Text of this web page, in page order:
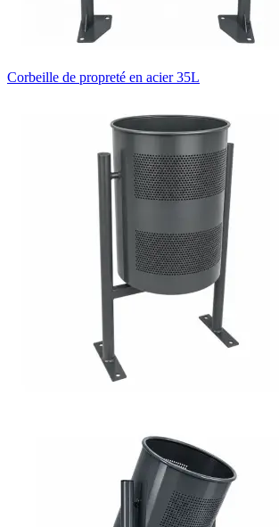
Corbeille de propreté en acier 35L